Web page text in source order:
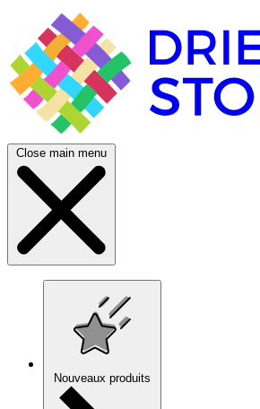
Close main menu
Nouveaux produits